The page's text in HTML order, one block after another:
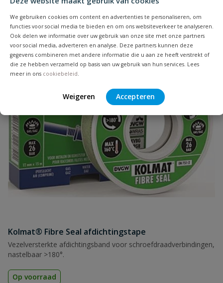
We gebruiken cookies om content en advertenties te personaliseren, om
functies voor social media te bieden en om ons websiteverkeer te analyseren.
Ook delen we informatie over uw gebruik van onze site met onze partners
voor social media, adverteren en analyse. Deze partners kunnen deze
gegevens combineren met andere informatie die u aan ze heeft verstrekt of
die ze hebben verzameld op basis van uw gebruik van hun services. Lees
meer in ons cookiebeleid
Weigeren Accepteren
Uw waardering:
Samenvatting
Beoordeling
Beoordeling versturen
Kolmat® Fibre Seal afdichtingstape
Vezelversterkte afdichtingsband voor schroefdraadverbindingen,
nastelbaar >180°.
Op voorraad